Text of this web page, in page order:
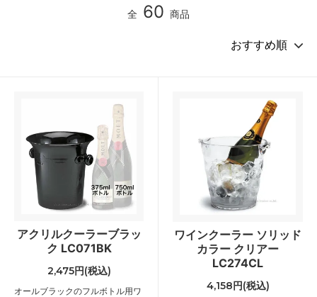
全 60 商品
アクリルクーラーブラッ
ク LC071BK
2,475円(税込)
オールブラックのフルボトル用ワ
ワインクーラー ソリッド
カラー クリアー
LC274CL
4,158円(税込)